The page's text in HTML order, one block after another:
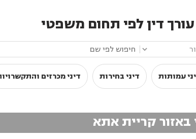
דין לפי תחום משפטי
עמותות דיני בחירות דיני מכרזים
באזור קריית אתא